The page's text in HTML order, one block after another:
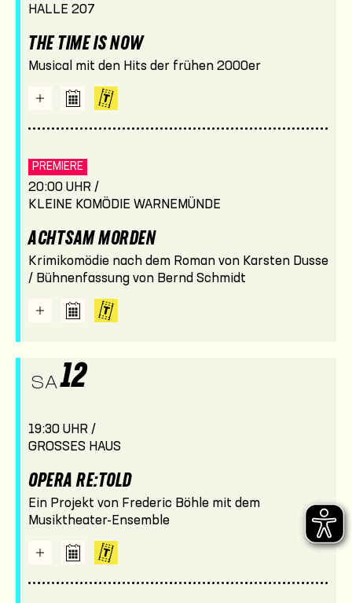
HALLE 207
THE TIME IS NOW
Musical mit den Hits der frühen 2000er
PREMIERE
20:00 UHR /
KLEINE KOMÖDIE WARNEMÜNDE
ACHTSAM MORDEN
Krimikomödie nach dem Roman von Karsten Dusse
/ Bühnenfassung von Bernd Schmidt
SA12
19:30 UHR /
GROSSES HAUS
OPERA RE:TOLD
Ein Projekt von Frederic Böhle mit dem
Musiktheater-Ensemble